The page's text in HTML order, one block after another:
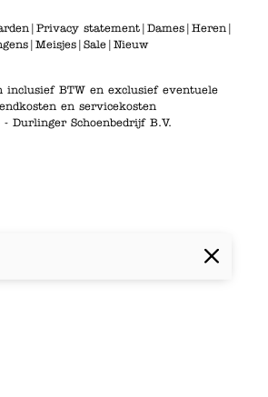
| Privacy statement| Dames| Heren|
| Meisjes| Sale| Nieuw
BTW en exclusief eventuele
en servicekosten
Durlinger Schoenbedrijf B.V.